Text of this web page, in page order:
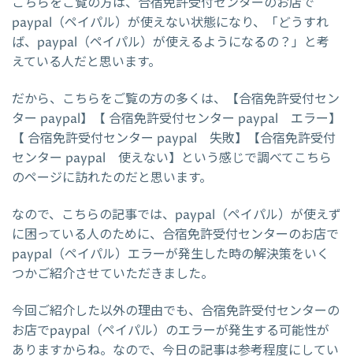
paypal（ペイパル）が使えない状態になり、「どうすれ
ば、paypal（ペイパル）が使えるようになるの？」と考
えている人だと思います。
だから、こちらをご覧の方の多くは、【合宿免許受付セン
ター paypal】【 合宿免許受付センター paypal エラー】
【 合宿免許受付センター paypal 失敗】【合宿免許受付
センター paypal 使えない】という感じで調べてこちら
のページに訪れたのだと思います。
なので、こちらの記事では、paypal（ペイパル）が使えず
に困っている人のために、合宿免許受付センターのお店で
paypal（ペイパル）エラーが発生した時の解決策をいく
つかご紹介させていただきました。
今回ご紹介した以外の理由でも、合宿免許受付センターの
お店でpaypal（ペイパル）のエラーが発生する可能性が
ありますからね。なので、今日の記事は参考程度にしてい